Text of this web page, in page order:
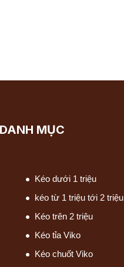
DANH MỤC
Kéo dưới 1 triệu
kéo từ 1 triệu tới 2 triệu
Kéo trên 2 triệu
Kéo tỉa Viko
Kéo chuốt Viko